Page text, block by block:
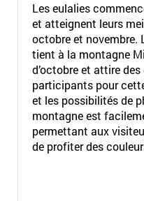
Les eulalies
et atteignent leurs
octobre et novembre.
tient à la montagne
d’octobre et attire
participants pour
et les possibilités de
montagne est
permettant aux
de profiter des